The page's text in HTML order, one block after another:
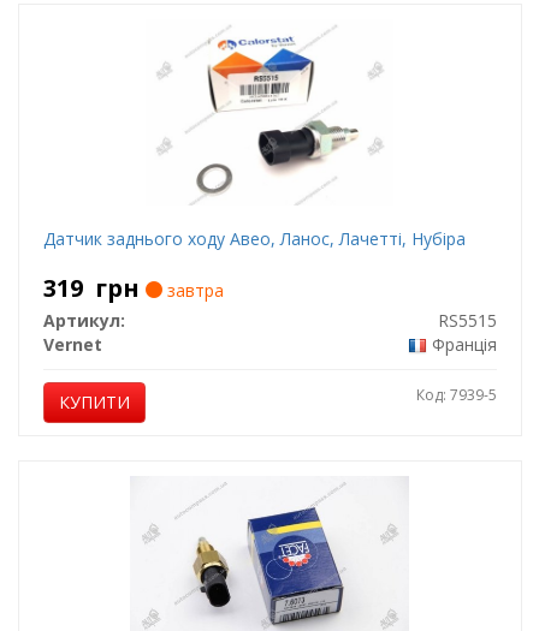
Датчик заднього ходу Авео, Ланос, Лачетті, Нубіра
319 грн
завтра
Артикул:
RS5515
Vernet
Франція
КУПИТИ Код: 7939-5